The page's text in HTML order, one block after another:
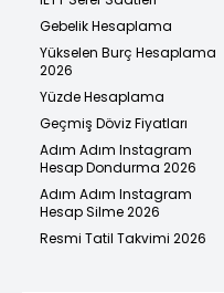
Gebelik Hesaplama
Yükselen Burç Hesaplama
2026
Yüzde Hesaplama
Geçmiş Döviz Fiyatları
Adım Adım Instagram
Hesap Dondurma 2026
Adım Adım Instagram
Hesap Silme 2026
Resmi Tatil Takvimi 2026